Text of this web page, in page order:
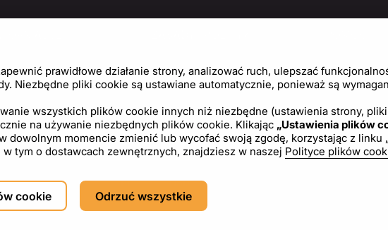
Regulamin
Polityka plików cookie
Umowa licencyjna
PL USD - US Dollar ($)
prawidłowe działanie strony, analizować ruch, ulepszać
Niezbędne pliki cookie są ustawiane automatycznie, ponieważ są
wszystkich plików cookie innych niż niezbędne (ustawienia strony,
na używanie niezbędnych plików cookie. Klikając „Ustawienia plików
dowolnym momencie zmienić lub wycofać swoją zgodę, korzystając z
tym o dostawcach zewnętrznych, znajdziesz w naszej Polityce plików
cookie Odrzuć wszystkie